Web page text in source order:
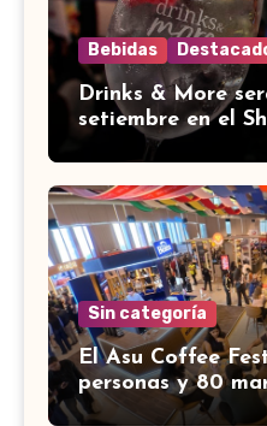
Bebidas
Drinks & More
setiembre en el
Sin categoría
El Asu Coffee
personas y 80